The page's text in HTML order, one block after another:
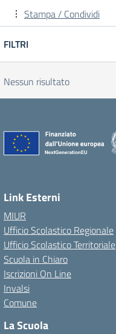
Stampa / Condividi
FILTRI
Nessun risultato
Link Esterni
MIUR
Ufficio Scolastico Regionale
Ufficio Scolastico Territoriale
Scuola in Chiaro
Iscrizioni On Line
Invalsi
Comune
La Scuola